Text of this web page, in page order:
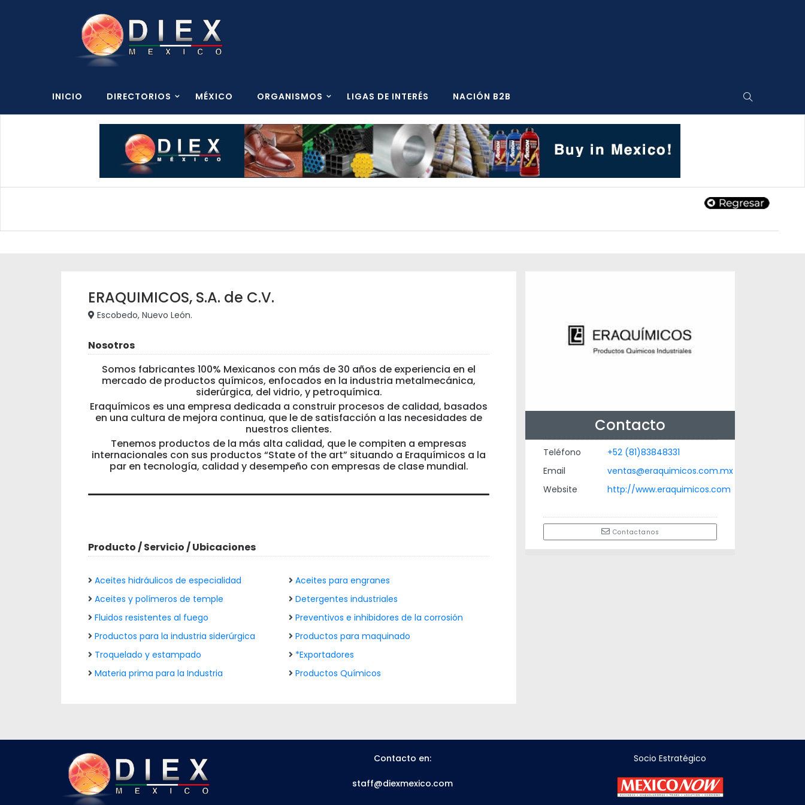
INICIO DIRECTORIOS MÉXICO ORGANISMOS LIGAS DE INTERÉS NACIÓN B2B
ERAQUIMICOS, S.A. de C.V.
Escobedo, Nuevo León.
Nosotros
Somos fabricantes 100% Mexicanos con más de 30 años de experiencia en el
mercado de productos químicos, enfocados en la industria metalmecánica,
siderúrgica, del vidrio, y petroquímica.
Eraquímicos es una empresa dedicada a construir procesos de calidad, basados
en una cultura de mejora continua, que le de satisfacción a las necesidades de
nuestros clientes.
Tenemos productos de la más alta calidad, que le compiten a empresas
internacionales con sus productos “State of the art” situando a Eraquímicos a la
par en tecnología, calidad y desempeño con empresas de clase mundial.
Producto / Servicio / Ubicaciones
Aceites hidráulicos de especialidad
Aceites para engranes
Aceites y polímeros de temple
Detergentes industriales
Fluidos resistentes al fuego
Preventivos e inhibidores de la corrosión
Productos para la industria siderúrgica
Productos para maquinado
Troquelado y estampado
*Exportadores
Materia prima para la Industria
Productos Químicos
Contacto
Teléfono
+52 (81)83848331
Email
ventas@eraquimicos.com.mx
Website
http://www.eraquimicos.com
Contactanos
Contacto en:
staff@diexmexico.com
Socio Estratégico